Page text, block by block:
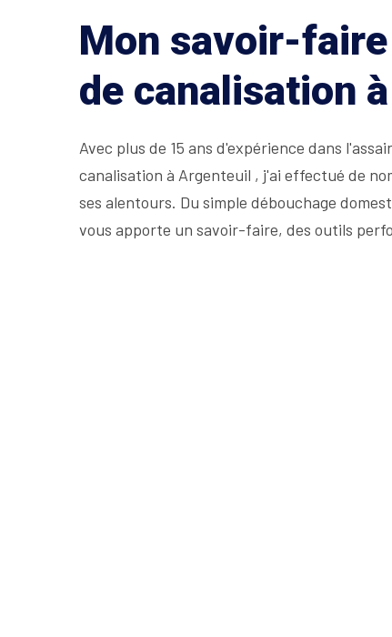
Mon savoir-
de canalisation
Avec plus de 15 ans d'expérience dans
canalisation à Argenteuil , j'ai effectué de
ses alentours. Du simple débouchage
vous apporte un savoir-faire, des outils